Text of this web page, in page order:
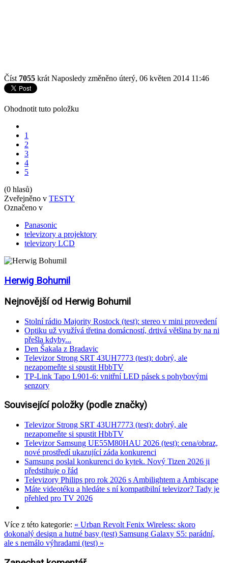
Číst 7055 krátNaposledy změněno úterý, 06 květen 2014 11:46
Ohodnotit tuto položku
1
2
3
4
5
(0 hlasů)
Zveřejněno v TESTY
Označeno v
Panasonic
televizory a projektory
televizory LCD
Herwig Bohumil
Nejnovější od Herwig Bohumil
Stolní rádio Majority Rostock (test): stereo v mini provedení
Optiku už využívá třetina domácností, drtivá většina by na ni
přešla kdyby...
Den Šakala z Bradavic
Televizor Strong SRT 43UH7773 (test): dobrý, ale
nezapomeňte si spustit HbbTV
TP-Link Tapo L901-6: vnitřní LED pásek s pohybovými
senzory
Související položky (podle značky)
Televizor Strong SRT 43UH7773 (test): dobrý, ale
nezapomeňte si spustit HbbTV
Televizor Samsung UE55M80HAU 2026 (test): cena/obraz,
nové prostředí ukazující záda konkurenci
Samsung poslal konkurenci do kytek. Nový Tizen 2026 ji
předstihuje o řád
Televizory Philips pro rok 2026 s Ambilightem a Ambiscape
Máte videotéku a hledáte s ní kompatibilní televizor? Tady je
přehled pro TV 2026
Více z této kategorie: « Urban Revolt Fenix Wireless: skoro
dokonalý design a hutné basy (test) Samsung Galaxy S5: parádní,
ale s nemálo výhradami (test) »